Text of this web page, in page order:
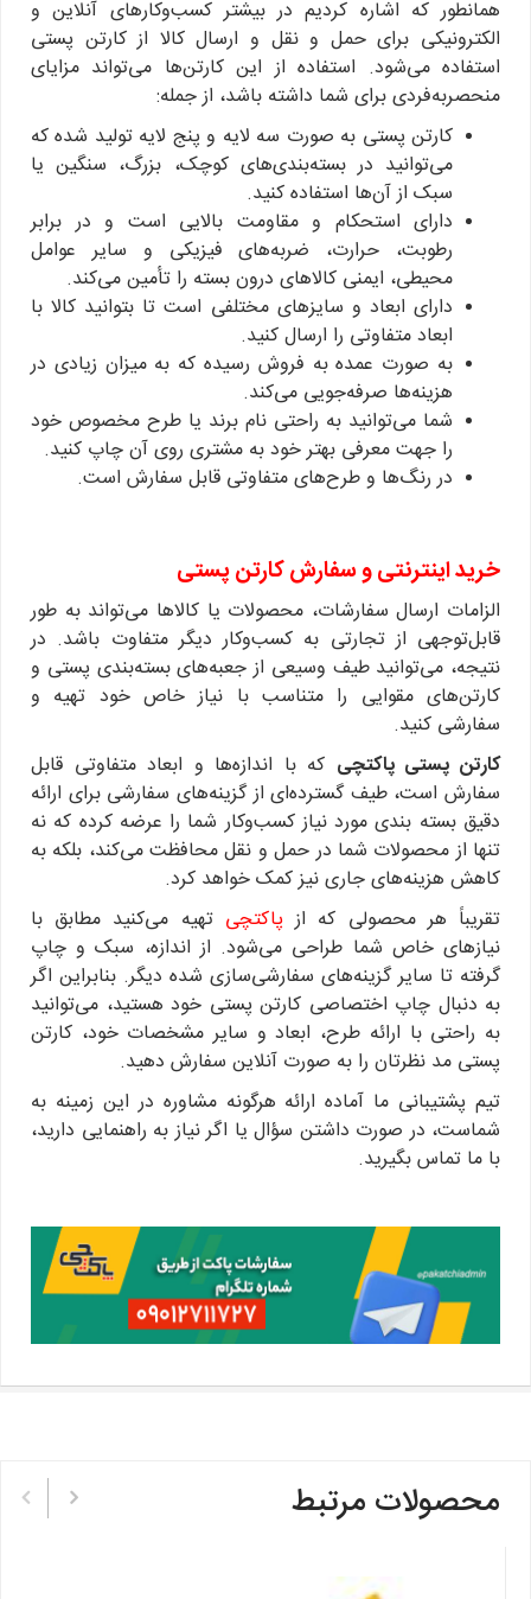
همانطور که اشاره کردیم در بیشتر کسب‌وکارهای آنلاین و
الکترونیکی برای حمل و نقل و ارسال کالا از کارتن پستی
استفاده می‌شود. استفاده از این کارتن‌ها می‌تواند مزایای
منحصربه‌فردی برای شما داشته باشد، از جمله:
کارتن پستی به صورت سه لایه و پنج لایه تولید شده که
می‌توانید در بسته‌بندی‌های کوچک، بزرگ، سنگین یا
سبک از آن‌ها استفاده کنید.
دارای استحکام و مقاومت بالایی است و در برابر
رطوبت، حرارت، ضربه‌های فیزیکی و سایر عوامل
محیطی، ایمنی کالاهای درون بسته را تأمین می‌کند.
دارای ابعاد و سایزهای مختلفی است تا بتوانید کالا با
ابعاد متفاوتی را ارسال کنید.
به صورت عمده به فروش رسیده که به میزان زیادی در
هزینه‌ها صرفه‌جویی می‌کند.
شما می‌توانید به راحتی نام برند یا طرح مخصوص خود
را جهت معرفی بهتر خود به مشتری روی آن چاپ کنید.
در رنگ‌ها و طرح‌های متفاوتی قابل سفارش است.
خرید اینترنتی و سفارش کارتن پستی
الزامات ارسال سفارشات، محصولات یا کالاها می‌تواند به طور
قابل‌توجهی از تجارتی به کسب‌وکار دیگر متفاوت باشد. در
نتیجه، می‌توانید طیف وسیعی از جعبه‌های بسته‌بندی پستی و
کارتن‌های مقوایی را متناسب با نیاز خاص خود تهیه و
سفارشی کنید.
کارتن پستی پاکتچی که با اندازه‌ها و ابعاد متفاوتی قابل
سفارش است، طیف گسترده‌ای از گزینه‌های سفارشی برای ارائه
دقیق بسته بندی مورد نیاز کسب‌وکار شما را عرضه کرده که نه
تنها از محصولات شما در حمل و نقل محافظت می‌کند، بلکه به
کاهش هزینه‌های جاری نیز کمک خواهد کرد.
تقریباً هر محصولی که ازپاکتچی تهیه می‌کنید مطابق با
نیازهای خاص شما طراحی می‌شود. از اندازه، سبک و چاپ
گرفته تا سایر گزینه‌های سفارشی‌سازی شده دیگر. بنابراین اگر
به دنبال چاپ اختصاصی کارتن پستی خود هستید، می‌توانید
به راحتی با ارائه طرح، ابعاد و سایر مشخصات خود، کارتن
پستی مد نظرتان را به صورت آنلاین سفارش دهید.
تیم پشتیبانی ما آماده ارائه هرگونه مشاوره در این زمینه به
شماست، در صورت داشتن سؤال یا اگر نیاز به راهنمایی دارید،
با ما تماس بگیرید.
محصولات مرتبط